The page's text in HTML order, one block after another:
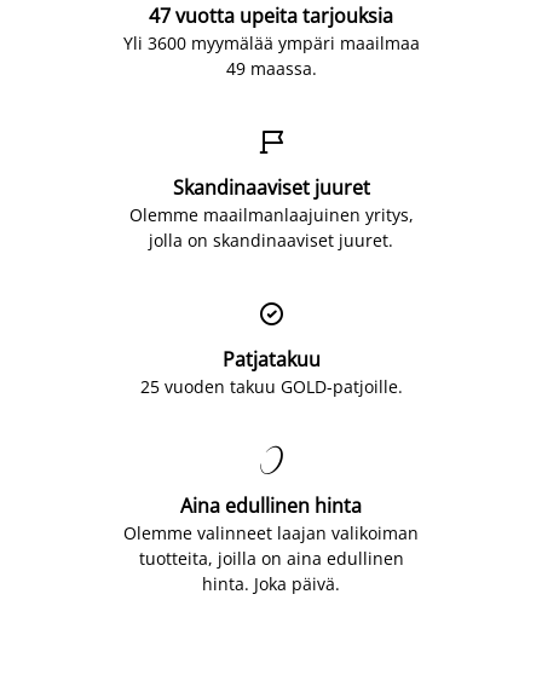
47 vuotta upeita tarjouksia
Yli 3600 myymälää ympäri maailmaa
49 maassa.

Skandinaaviset juuret
Olemme maailmanlaajuinen yritys,
jolla on skandinaaviset juuret.

Patjatakuu
25 vuoden takuu GOLD-patjoille.

Aina edullinen hinta
Olemme valinneet laajan valikoiman
tuotteita, joilla on aina edullinen
hinta. Joka päivä.